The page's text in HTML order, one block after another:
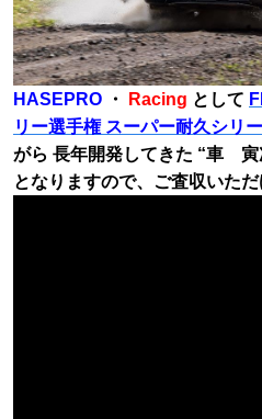
HASEPRO ・ Racing として
リー選手権 スーパー耐久シリ
がら 長年開発してきた “車 寅
となりますので、ご査収いただ